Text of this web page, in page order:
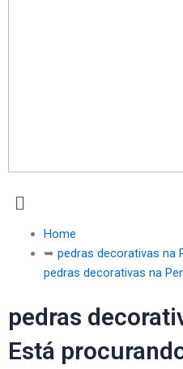
Menu
Home
➥ pedras decorativas na
pedras decorativas na
pedras
Está